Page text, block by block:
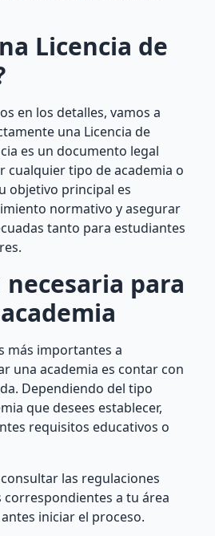
Licencia de
en los detalles, vamos a
una Licencia de
es un documento legal
cualquier tipo de academia o
objetivo principal es
normativo y asegurar
tanto para estudiantes
para
más importantes a
una academia es contar con
Dependiendo del tipo
que desees establecer,
requisitos educativos o
las regulaciones
correspondientes a tu área
iniciar el proceso.